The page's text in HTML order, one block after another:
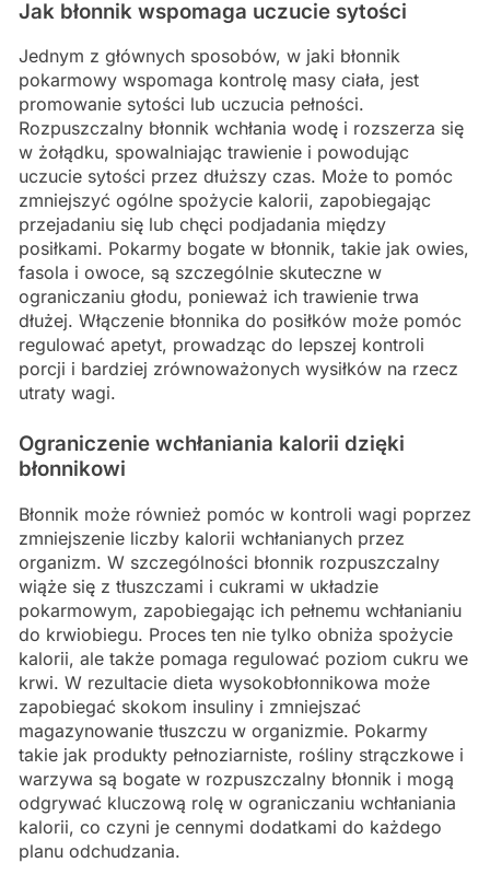
Jak błonnik wspomaga uczucie sytości
Jednym z głównych sposobów, w jaki błonnik
pokarmowy wspomaga kontrolę masy ciała, jest
promowanie sytości lub uczucia pełności.
Rozpuszczalny błonnik wchłania wodę i rozszerza się
w żołądku, spowalniając trawienie i powodując
uczucie sytości przez dłuższy czas. Może to pomóc
zmniejszyć ogólne spożycie kalorii, zapobiegając
przejadaniu się lub chęci podjadania między
posiłkami. Pokarmy bogate w błonnik, takie jak owies,
fasola i owoce, są szczególnie skuteczne w
ograniczaniu głodu, ponieważ ich trawienie trwa
dłużej. Włączenie błonnika do posiłków może pomóc
regulować apetyt, prowadząc do lepszej kontroli
porcji i bardziej zrównoważonych wysiłków na rzecz
utraty wagi.
Ograniczenie wchłaniania kalorii dzięki
błonnikowi
Błonnik może również pomóc w kontroli wagi poprzez
zmniejszenie liczby kalorii wchłanianych przez
organizm. W szczególności błonnik rozpuszczalny
wiąże się z tłuszczami i cukrami w układzie
pokarmowym, zapobiegając ich pełnemu wchłanianiu
do krwiobiegu. Proces ten nie tylko obniża spożycie
kalorii, ale także pomaga regulować poziom cukru we
krwi. W rezultacie dieta wysokobłonnikowa może
zapobiegać skokom insuliny i zmniejszać
magazynowanie tłuszczu w organizmie. Pokarmy
takie jak produkty pełnoziarniste, rośliny strączkowe i
warzywa są bogate w rozpuszczalny błonnik i mogą
odgrywać kluczową rolę w ograniczaniu wchłaniania
kalorii, co czyni je cennymi dodatkami do każdego
planu odchudzania.